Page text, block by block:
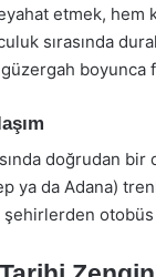
etmek,
sırasında
boyunca
doğrudan
ya da Adana)
otobüs